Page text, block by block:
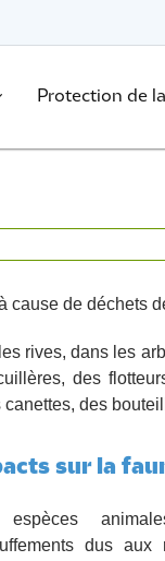
Protection de
de déchets
rives, dans les
des
des
sur la
espèces
dus